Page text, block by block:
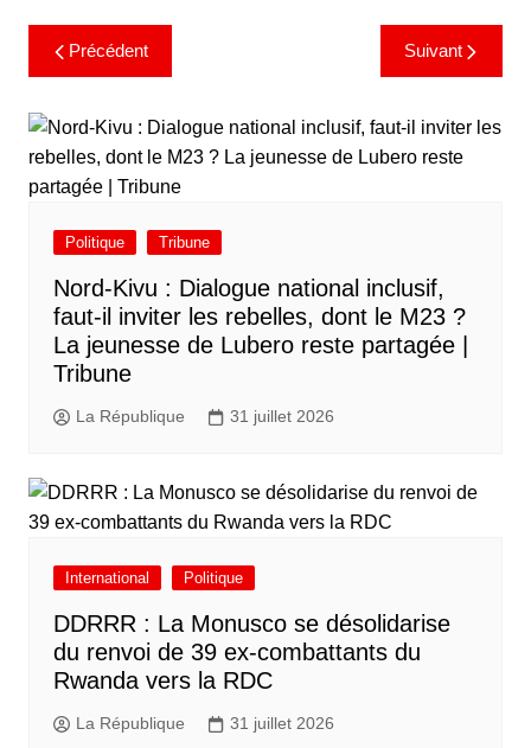
Précédent Suivant
Politique Tribune
Nord-Kivu : Dialogue national inclusif,
faut-il inviter les rebelles, dont le M23 ?
La jeunesse de Lubero reste partagée |
Tribune
La République 31 juillet 2026
International Politique
DDRRR : La Monusco se désolidarise
du renvoi de 39 ex-combattants du
Rwanda vers la RDC
La République 31 juillet 2026